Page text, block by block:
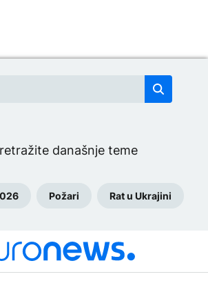
današnje teme
Požari Rat u Ukrajini